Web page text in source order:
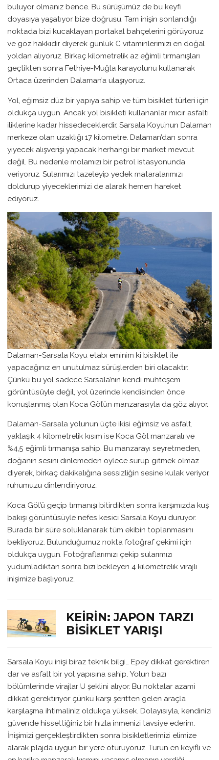
buluyor olmanız bence. Bu sürüşümüz de bu keyfi
doyasıya yaşatıyor bize doğrusu. Tam inişin sonlandığı
noktada bizi kucaklayan portakal bahçelerini görüyoruz
ve göz hakkıdır diyerek günlük C vitaminlerimizi en doğal
yoldan alıyoruz. Birkaç kilometrelik az eğimli tırmanışları
geçtikten sonra Fethiye-Muğla karayolunu kullanarak
Ortaca üzerinden Dalaman’a ulaşıyoruz.
Yol, eğimsiz düz bir yapıya sahip ve tüm bisiklet türleri için
oldukça uygun. Ancak yol bisikleti kullananlar mıcır asfaltı
iliklerine kadar hissedeceklerdir. Sarsala Koyu’nun Dalaman
merkeze olan uzaklığı 17 kilometre. Dalaman’dan sonra
yiyecek alışverişi yapacak herhangi bir market mevcut
değil. Bu nedenle molamızı bir petrol istasyonunda
veriyoruz. Sularımızı tazeleyip yedek mataralarımızı
doldurup yiyeceklerimizi de alarak hemen hareket
ediyoruz.
Dalaman-Sarsala Koyu etabı eminim ki bisiklet ile
yapacağınız en unutulmaz sürüşlerden biri olacaktır.
Çünkü bu yol sadece Sarsala’nın kendi muhteşem
görüntüsüyle değil, yol üzerinde kendisinden önce
konuşlanmış olan Koca Göl’ün manzarasıyla da göz alıyor.
Dalaman-Sarsala yolunun üçte ikisi eğimsiz ve asfalt,
yaklaşık 4 kilometrelik kısım ise Koca Göl manzaralı ve
%4,5 eğimli tırmanışa sahip. Bu manzarayı seyretmeden,
doğanın sesini dinlemeden öylece sürüp gitmek olmaz
diyerek, birkaç dakikalığına sessizliğin sesine kulak veriyor,
ruhumuzu dinlendiriyoruz.
Koca Göl’ü geçip tırmanışı bitirdikten sonra karşımızda kuş
bakışı görüntüsüyle nefes kesici Sarsala Koyu duruyor.
Burada bir süre soluklanarak tüm ekibin toplanmasını
bekliyoruz. Bulunduğumuz nokta fotoğraf çekimi için
oldukça uygun. Fotoğraflarımızı çekip sularımızı
yudumladıktan sonra bizi bekleyen 4 kilometrelik virajlı
inişimize başlıyoruz.
KEIRIN: JAPON TARZI
BISIKLET YARIŞI
Sarsala Koyu inişi biraz teknik bilgi… Epey dikkat gerektiren
dar ve asfalt bir yol yapısına sahip. Yolun bazı
bölümlerinde virajlar U şeklini alıyor. Bu noktalar azami
dikkat gerektiriyor çünkü karşı şeritten gelen araçla
karşılaşma ihtimaliniz oldukça yüksek. Dolayısıyla, kendinizi
güvende hissettiğiniz bir hızla inmenizi tavsiye ederim.
İnişimizi gerçekleştirdikten sonra bisikletlerimizi elimize
alarak plajda uygun bir yere oturuyoruz. Turun en keyifli ve